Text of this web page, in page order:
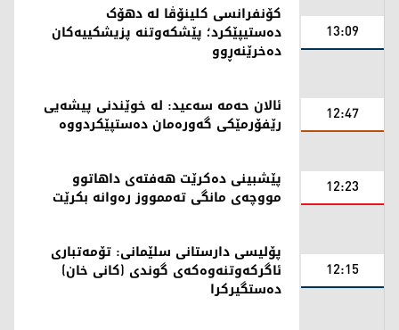
13:09
کۆنفرانسی کلینۆڤا لە دهۆک
دەستیپێکرد؛ پێشکەوتنە پزیشکییەکان
دەخرێنەڕوو
12:47 ئالان حەمە سەعید: لە خوێندنی پیشەیی
رێفۆرمێکی گەورەمان دەستپێکردووە
12:23 پێشبینی دەکرێت هەفتەی داهاتوو
مووچەی مانگی تەممووز رەوانە بکرێت
12:15
پۆلیسی دارستانی سلێمانی: تۆمەتباری
ئاگرکەوتنەوەکەی گوندی (کانی خان)
دەستگیرکرا